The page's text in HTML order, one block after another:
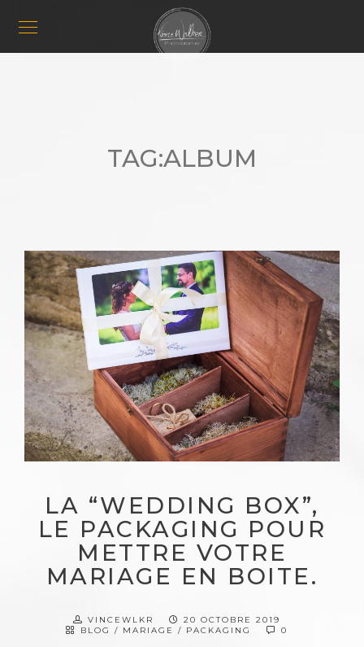
TAG:ALBUM
LA “WEDDING BOX”,
LE PACKAGING POUR
METTRE VOTRE
MARIAGE EN BOITE.
VINCEWLKR
20 OCTOBRE 2019
BLOG
/ MARIAGE / PACKAGING 0